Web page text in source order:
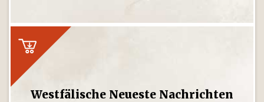
Westfälische Neueste Nachrichten